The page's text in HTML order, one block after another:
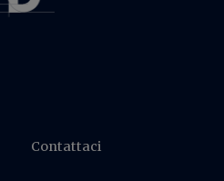
Contattaci